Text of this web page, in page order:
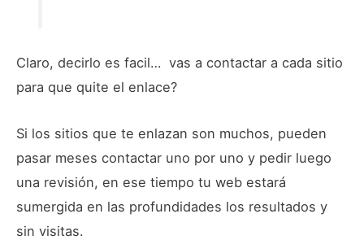
Claro, decirlo es facil… vas a contactar a cada sitio
para que quite el enlace?
Si los sitios que te enlazan son muchos, pueden
pasar meses contactar uno por uno y pedir luego
una revisión, en ese tiempo tu web estará
sumergida en las profundidades los resultados y
sin visitas.